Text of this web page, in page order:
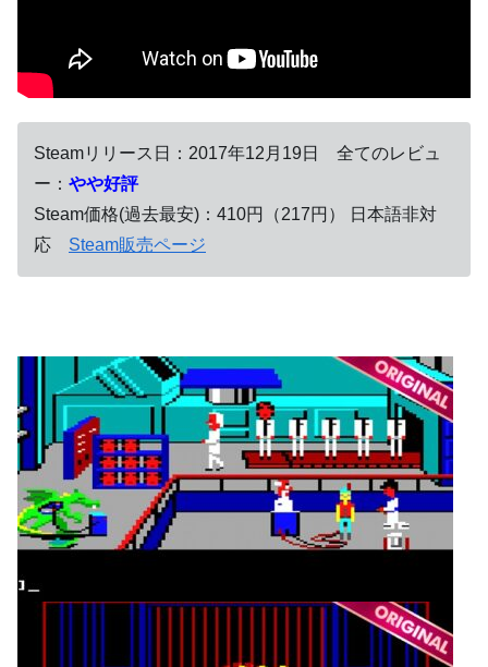
Steamリリース日：2017年12月19日 全てのレビュ
ー： やや好評
Steam価格(過去最安)：410円（217円） 日本語非対
応 Steam販売ページ